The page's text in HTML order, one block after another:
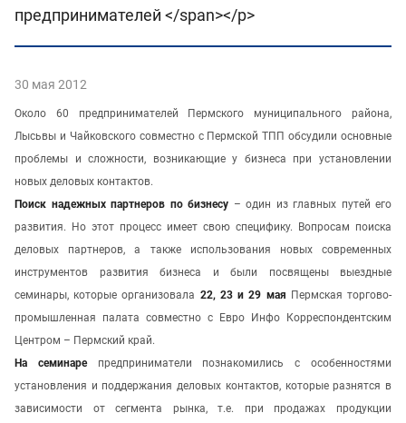
предпринимателей </span></p>
30 мая 2012
Около 60 предпринимателей Пермского муниципального района,
Лысьвы и Чайковского совместно с Пермской ТПП обсудили основные
проблемы и сложности, возникающие у бизнеса при установлении
новых деловых контактов.
Поиск надежных партнеров по бизнесу – один из главных путей его
развития. Но этот процесс имеет свою специфику. Вопросам поиска
деловых партнеров, а также использования новых современных
инструментов развития бизнеса и были посвящены выездные
семинары, которые организовала 22, 23 и 29 мая Пермская торгово-
промышленная палата совместно с Евро Инфо Корреспондентским
Центром – Пермский край.
На семинарепредприниматели познакомились с особенностями
установления и поддержания деловых контактов, которые разнятся в
зависимости от сегмента рынка, т.е. при продажах продукции